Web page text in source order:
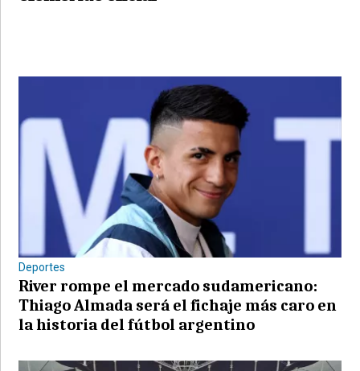
Deportes
River rompe el mercado sudamericano:
Thiago Almada será el fichaje más caro en
la historia del fútbol argentino